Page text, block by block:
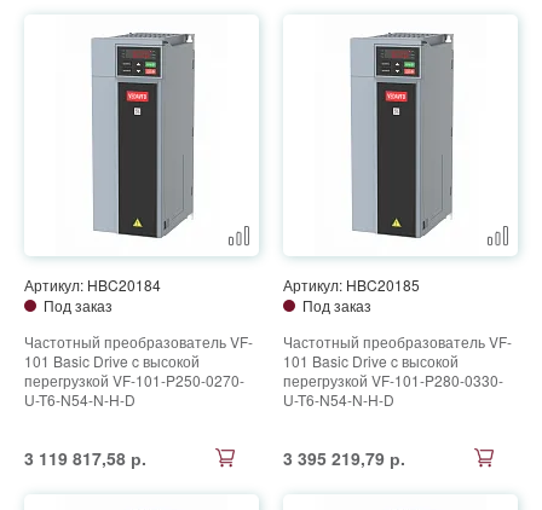
Артикул: HBC20184
Под заказ
Частотный преобразователь VF-
101 Basic Drive c высокой
перегрузкой VF-101-P250-0270-
U-T6-N54-N-H-D
3 119 817,58 р.
Артикул: HBC20185
Под заказ
Частотный преобразователь VF-
101 Basic Drive c высокой
перегрузкой VF-101-P280-0330-
U-T6-N54-N-H-D
3 395 219,79 р.